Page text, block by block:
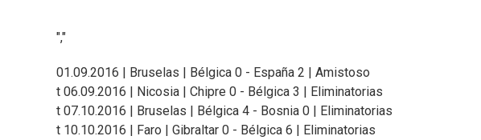
","
01.09.2016 | Bruselas | Bélgica 0 - España 2 | Amistoso
t 06.09.2016 | Nicosia | Chipre 0 - Bélgica 3 | Eliminatorias
t 07.10.2016 | Bruselas | Bélgica 4 - Bosnia 0 | Eliminatorias
t 10.10.2016 | Faro | Gibraltar 0 - Bélgica 6 | Eliminatorias